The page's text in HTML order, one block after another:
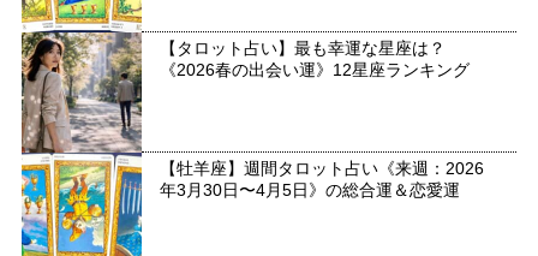
【タロット占い】最も幸運な星座は？
《2026春の出会い運》12星座ランキング
【牡羊座】週間タロット占い《来週：2026
年3月30日〜4月5日》の総合運＆恋愛運